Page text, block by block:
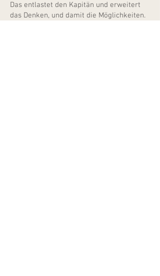
Das entlastet den Kapitän und erweitert
das Denken, und damit die Möglichkeiten.